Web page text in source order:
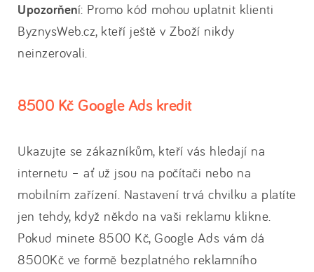
Upozorňení: Promo kód mohou uplatnit klienti
ByznysWeb.cz, kteří ještě v Zboží nikdy
neinzerovali.
8500 Kč Google Ads kredit
Ukazujte se zákazníkům, kteří vás hledají na
internetu – ať už jsou na počítači nebo na
mobilním zařízení. Nastavení trvá chvilku a platíte
jen tehdy, když někdo na vaši reklamu klikne.
Pokud minete 8500 Kč, Google Ads vám dá
8500Kč ve formě bezplatného reklamního